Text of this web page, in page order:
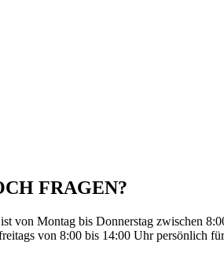
FRAGEN?
von Montag bis Donnerstag zwischen
von 8:00 bis 14:00 Uhr persönlich für